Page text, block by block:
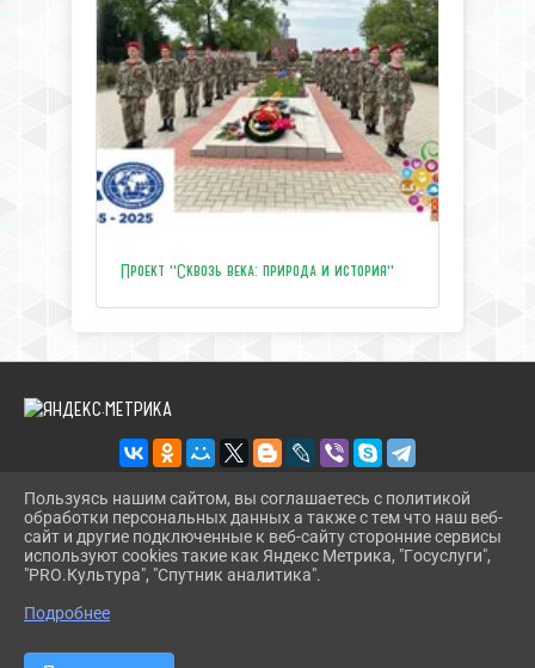
Проект "Сквозь века: природа и история"
2026 Г. ЦЕНТРТУРИЗМАТЕМРЮК.РФ
ВХОД
КАРТА САЙТА
СДЕЛАНО НА KUBCMS
Пользуясь нашим сайтом, вы соглашаетесь с политикой
обработки персональных данных а также с тем что наш веб-
сайт и другие подключенные к веб-сайту сторонние сервисы
используют cookies такие как Яндекс Метрика, "Госуслуги",
"PRO.Культура", "Спутник аналитика".
Подробнее